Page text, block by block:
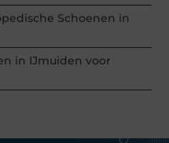
Schoenen in
in IJmuiden voor